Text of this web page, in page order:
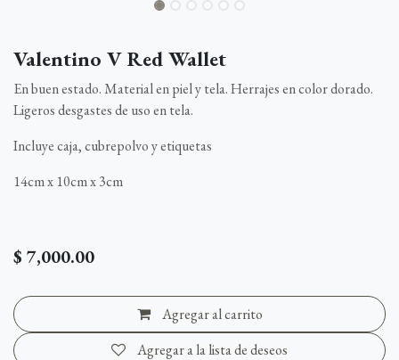
Valentino V Red Wallet
En buen estado. Material en piel y tela. Herrajes en color dorado.
Ligeros desgastes de uso en tela.
Incluye caja, cubrepolvo y etiquetas
14cm x 10cm x 3cm
$ 7,000.00
Agregar al carrito
Agregar a la lista de deseos